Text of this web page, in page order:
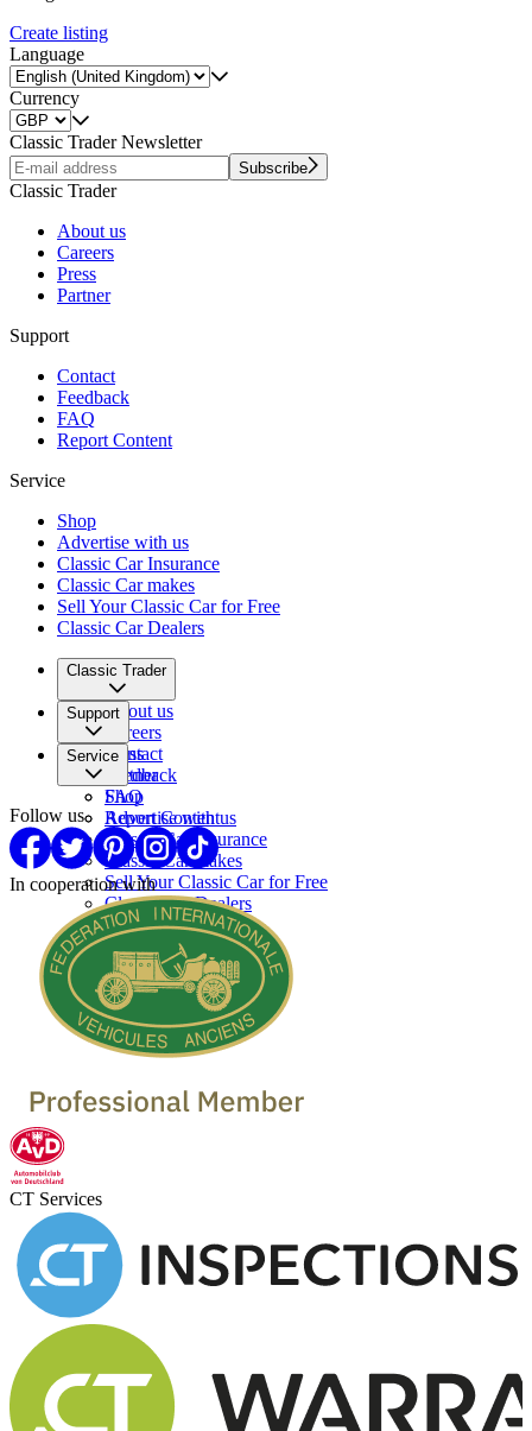
Create listing
Language
Currency
Classic Trader Newsletter
Subscribe
Classic Trader
About us
Careers
Press
Partner
Support
Contact
Feedback
FAQ
Report Content
Service
Shop
Advertise with us
Classic Car Insurance
Classic Car makes
Sell Your Classic Car for Free
Classic Car Dealers
Classic Trader
About us
Careers
Press
Partner
Support
Contact
Feedback
FAQ
Report Content
Service
Shop
Advertise with us
Classic Car Insurance
Classic Car makes
Sell Your Classic Car for Free
Classic Car Dealers
Follow us
In cooperation with
CT Services